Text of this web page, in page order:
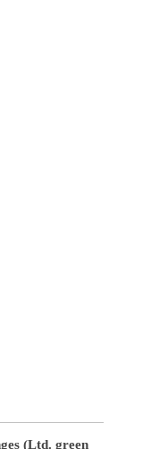
(Ltd. green